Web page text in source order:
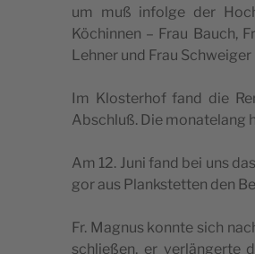
um muß infol­ge der
Köchin­nen – Frau Bauch,
Leh­ner und Frau
Im Klos­ter­hof fand die
Abschluß. Die mona­te­lang
Am 12. Juni fand bei uns
gor aus Plank­stet­ten den
Fr. Magnus konn­te sich
schlie­ßen, er ver­län­ger­te